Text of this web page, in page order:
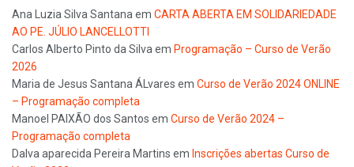
Ana Luzia Silva Santanaem CARTA ABERTA EM SOLIDARIEDADE
AO PE. JÚLIO LANCELLOTTI
Carlos Alberto Pinto da Silvaem Programação – Curso de Verão
2026
Maria de Jesus Santana ÁLvares em Curso de Verão 2024 ONLINE
– Programação completa
Manoel PAIXÃO dos Santos em Curso de Verão 2024 –
Programação completa
Dalva aparecida Pereira Martins em Inscrições abertas Curso de